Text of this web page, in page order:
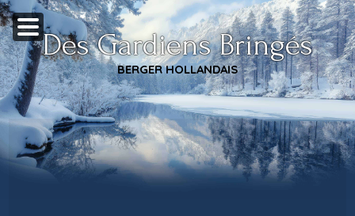
Des Gardiens Bringés
BERGER HOLLANDAIS